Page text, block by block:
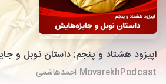
اپیزود هشتاد و پنجم: داستان نوبل و
MovarekhPodcast احمدهاشمی